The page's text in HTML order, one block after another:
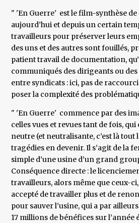
" 'En Guerre' est le film-synthèse de
aujourd’hui et depuis un certain
travailleurs pour préserver leurs
des uns et des autres sont fouillés,
patient travail de documentation,
communiqués des dirigeants ou
entre syndicats : ici, pas de
poser la complexité des
" 'En Guerre' commence par des
celles vues et revues tant de fois,
neutre (et neutralisante, c’est là tout
tragédies en devenir. Il s’agit de la
simple d’une usine d’un grand
Conséquence directe : le
travailleurs, alors même que ceux-
accepté de travailler plus et de
pour sauver l’usine, qui a par
17 millions de bénéfices sur l’année